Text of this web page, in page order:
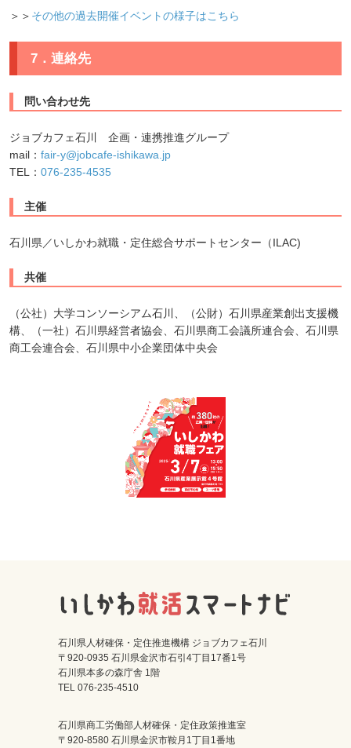
＞＞ その他の過去開催イベントの様子はこちら
7．連絡先
問い合わせ先
ジョブカフェ石川 企画・連携推進グループ
mail： fair-y@jobcafe-ishikawa.jp
TEL： 076-235-4535
主催
石川県／いしかわ就職・定住総合サポートセンター（ILAC)
共催
（公社）大学コンソーシアム石川、（公財）石川県産業創出支援機
構、（一社）石川県経営者協会、石川県商工会議所連合会、石川県
商工会連合会、石川県中小企業団体中央会
石川県人材確保・定住推進機構 ジョブカフェ石川
〒920-0935 石川県金沢市石引4丁目17番1号
石川県本多の森庁舎 1階
TEL 076-235-4510
石川県商工労働部人材確保・定住政策推進室
〒920-8580 石川県金沢市鞍月1丁目1番地